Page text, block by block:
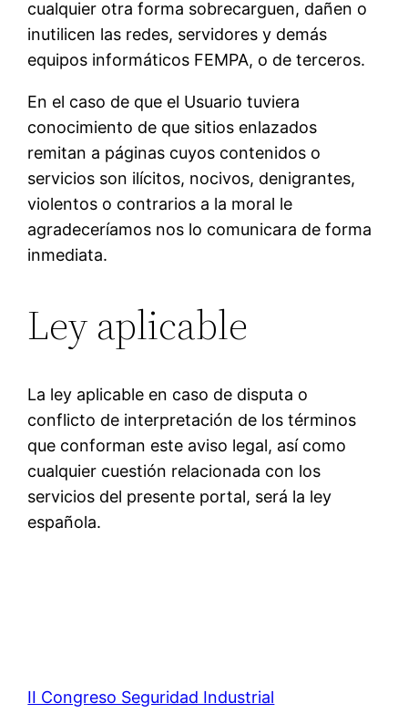
cualquier otra forma sobrecarguen, dañen o
inutilicen las redes, servidores y demás
equipos informáticos FEMPA, o de terceros.
En el caso de que el Usuario tuviera
conocimiento de que sitios enlazados
remitan a páginas cuyos contenidos o
servicios son ilícitos, nocivos, denigrantes,
violentos o contrarios a la moral le
agradeceríamos nos lo comunicara de forma
inmediata.
Ley aplicable
La ley aplicable en caso de disputa o
conflicto de interpretación de los términos
que conforman este aviso legal, así como
cualquier cuestión relacionada con los
servicios del presente portal, será la ley
española.
II Congreso Seguridad Industrial